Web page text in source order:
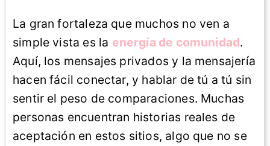
La gran fortaleza que muchos no ven a
simple vista es la energía de comunidad.
Aquí, los mensajes privados y la mensajería
hacen fácil conectar, y hablar de tú a tú sin
sentir el peso de comparaciones. Muchas
personas encuentran historias reales de
aceptación en estos sitios, algo que no se